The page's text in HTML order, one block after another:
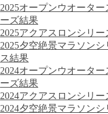
2025オープンウオーター
ーズ結果
2025アクアスロンシリー
2025夕空絶景マラソン
ス結果
2024オープンウオーター
ーズ結果
2024アクアスロンシリー
2024夕空絶景マラソン